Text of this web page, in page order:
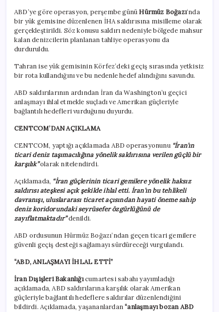
ABD’ye göre operasyon, perşembe günüHürmüz Boğazı‘nda
bir yük gemisine düzenlenen İHA saldırısına misilleme olarak
gerçekleştirildi. Söz konusu saldırı nedeniyle bölgede mahsur
kalan denizcilerin planlanan tahliye operasyonu da
durduruldu.
Tahran ise yük gemisinin Körfez’deki geçiş sırasında yetkisiz
bir rota kullandığını ve bu nedenle hedef alındığını savundu.
ABD saldırılarının ardından İran da Washington’u geçici
anlaşmayı ihlal etmekle suçladı ve Amerikan güçleriyle
bağlantılı hedefleri vurduğunu duyurdu.
CENTCOM’DAN AÇIKLAMA
CENTCOM, yaptığı açıklamada ABD operasyonunu “İran’ın
ticari deniz taşımacılığına yönelik saldırısına verilen güçlü bir
karşılık”olarak nitelendirdi.
Açıklamada, “İran güçlerinin ticari gemilere yönelik haksız
saldırısı ateşkesi açık şekilde ihlal etti. İran’ın bu tehlikeli
davranışı, uluslararası ticaret açısından hayati öneme sahip
deniz koridorundaki seyrüsefer özgürlüğünü de
zayıflatmaktadır”denildi.
ABD ordusunun Hürmüz Boğazı’ndan geçen ticari gemilere
güvenli geçiş desteği sağlamayı sürdüreceği vurgulandı.
“ABD, ANLAŞMAYI İHLAL ETTİ”
İran Dışişleri Bakanlığıcumartesi sabahı yayımladığı
açıklamada, ABD saldırılarına karşılık olarak Amerikan
güçleriyle bağlantılı hedeflere saldırılar düzenlendiğini
bildirdi. Açıklamada, yaşananlardan“anlaşmayı bozan ABD